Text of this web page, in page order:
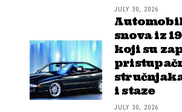
JULY 30, 2026
snova iz
koji su
i staze
JULY 30, 2026